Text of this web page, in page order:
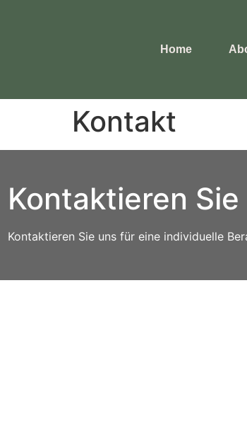
Home
Kontakt
Kontaktieren
Kontaktieren Sie uns für eine individuelle